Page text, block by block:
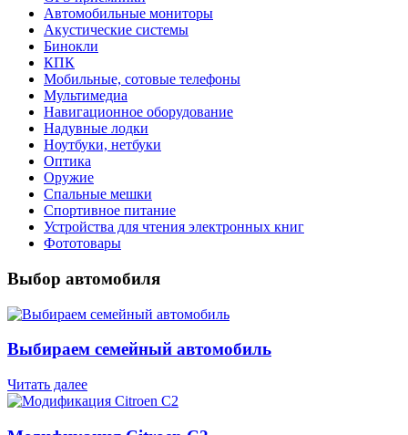
Автомобильные мониторы
Акустические системы
Бинокли
КПК
Мобильные, сотовые телефоны
Мультимедиа
Навигационное оборудование
Надувные лодки
Ноутбуки, нетбуки
Оптика
Оружие
Спальные мешки
Спортивное питание
Устройства для чтения электронных книг
Фототовары
Выбор автомобиля
Выбираем семейный автомобиль
Читать далее